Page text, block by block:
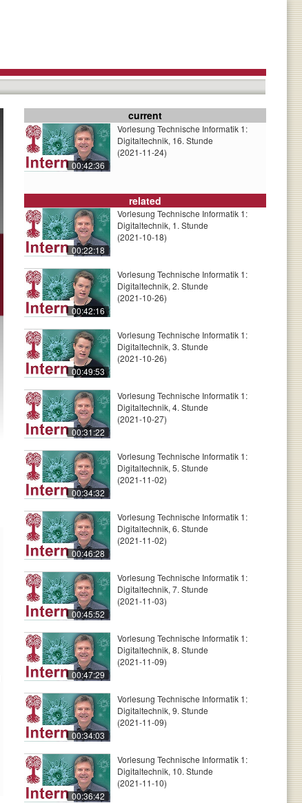
current
00:42:36
Vorlesung Technische Informatik 1:
Digitaltechnik, 16. Stunde
(2021-11-24)
related
00:22:18
Vorlesung Technische Informatik 1:
Digitaltechnik, 1. Stunde
(2021-10-18)
00:42:16
Vorlesung Technische Informatik 1:
Digitaltechnik, 2. Stunde
(2021-10-26)
00:49:53
Vorlesung Technische Informatik 1:
Digitaltechnik, 3. Stunde
(2021-10-26)
00:31:22
Vorlesung Technische Informatik 1:
Digitaltechnik, 4. Stunde
(2021-10-27)
00:34:32
Vorlesung Technische Informatik 1:
Digitaltechnik, 5. Stunde
(2021-11-02)
00:46:28
Vorlesung Technische Informatik 1:
Digitaltechnik, 6. Stunde
(2021-11-02)
00:45:52
Vorlesung Technische Informatik 1:
Digitaltechnik, 7. Stunde
(2021-11-03)
00:47:29
Vorlesung Technische Informatik 1:
Digitaltechnik, 8. Stunde
(2021-11-09)
00:34:03
Vorlesung Technische Informatik 1:
Digitaltechnik, 9. Stunde
(2021-11-09)
00:36:42
Vorlesung Technische Informatik 1:
Digitaltechnik, 10. Stunde
(2021-11-10)